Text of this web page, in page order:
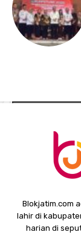
Blokjatim.com
lahir di
harian di